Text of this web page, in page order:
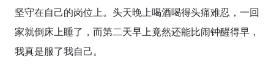
坚守在自己的岗位上。头天晚上喝酒喝得头痛难忍，一回
家就倒床上睡了，而第二天早上竟然还能比闹钟醒得早，
我真是服了我自己。